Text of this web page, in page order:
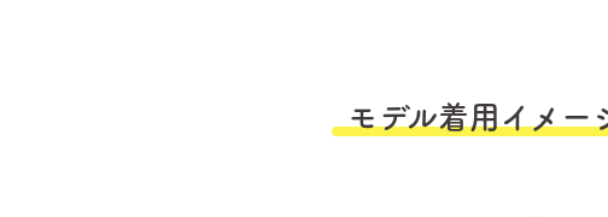
モデル着用イメー